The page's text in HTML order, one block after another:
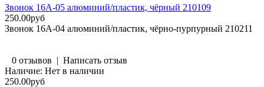
Звонок 16A-05 алюминий/пластик, чёрный 210109
250.00руб
Звонок 16A-04 алюминий/пластик, чёрно-пурпурный 210211
0 отзывов | Написать отзыв
Наличие: Нет в наличии
250.00руб